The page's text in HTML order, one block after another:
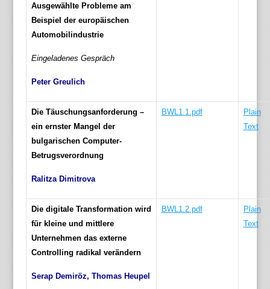
Ausgewählte Probleme am
Beispiel der europäischen
Automobilindustrie
Eingeladenes Gespräch
Peter Greulich
Die Täuschungsanforderung –
ein ernster Mangel der
bulgarischen Computer-
Betrugsverordnung
Ralitza Dimitrova
BWL1.1.pdf
Plain
Text
Die digitale Transformation wird
für kleine und mittlere
Unternehmen das externe
Controlling radikal verändern
Serap Demiröz, Thomas Heupel
BWL1.2.pdf
Plain
Text